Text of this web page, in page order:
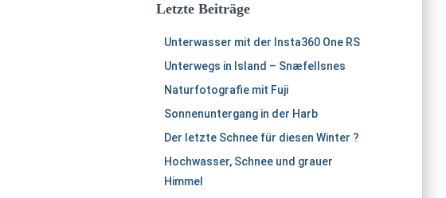
n
Letzte Beiträge
Unterwasser mit der Insta360 One RS
Unterwegs in Island – Snæfellsnes
Naturfotografie mit Fuji
Sonnenuntergang in der Harb
Der letzte Schnee für diesen Winter ?
Hochwasser, Schnee und grauer
Himmel